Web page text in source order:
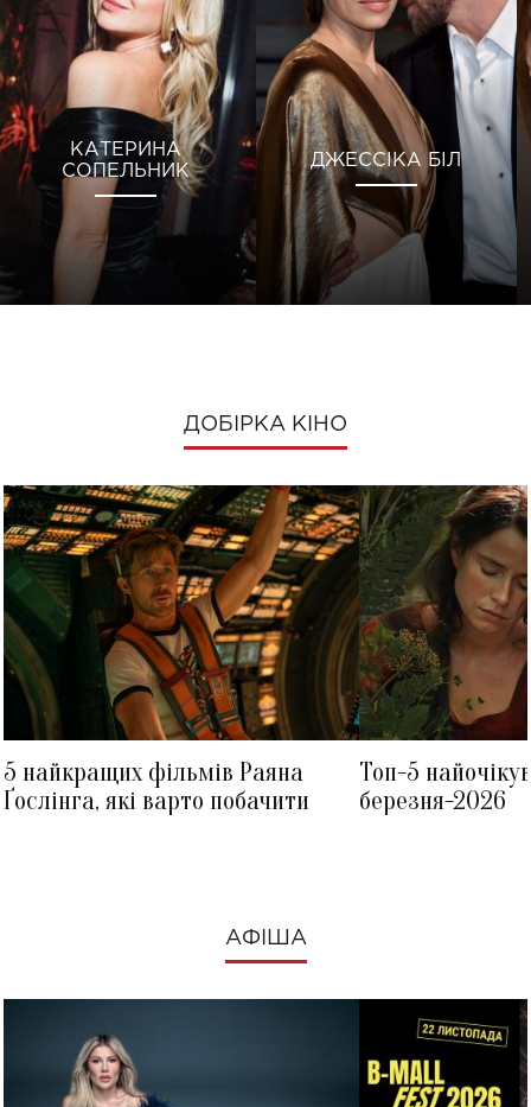
КАТЕРИНА
СОПЕЛЬНИК
ДЖЕССІКА БІЛ
ДОБІРКА КІНО
5 найкращих фільмів Раяна
Ґослінга, які варто побачити
Топ-5
березня-2026
АФІША